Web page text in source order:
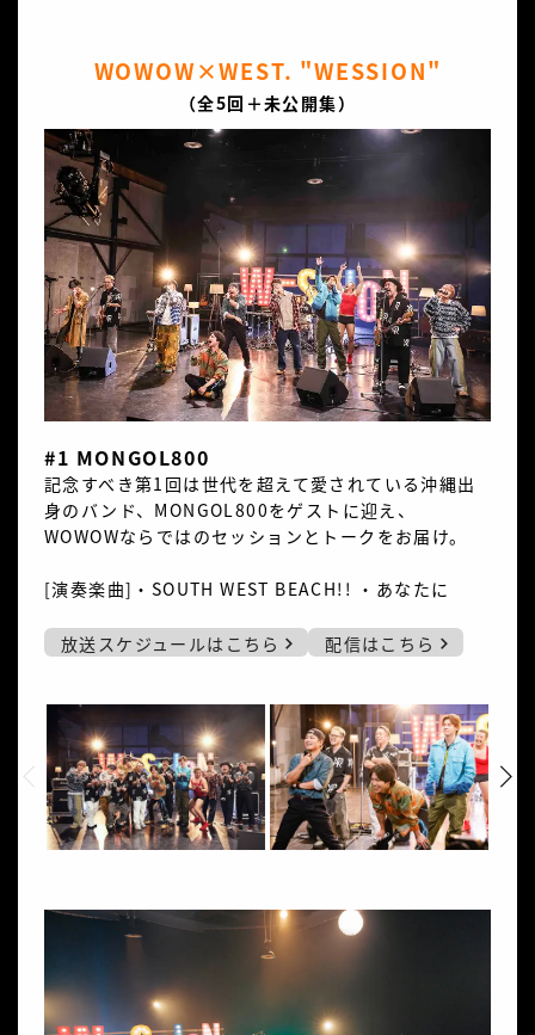
WOWOW×WEST. "WESSION"
（全5回＋未公開集）
#1 MONGOL800
記念すべき第1回は世代を超えて愛されている沖縄出
身のバンド、MONGOL800をゲストに迎え、
WOWOWならではのセッションとトークをお届け。
[演奏楽曲]・SOUTH WEST BEACH!! ・あなたに
放送スケジュールはこちら 配信はこちら